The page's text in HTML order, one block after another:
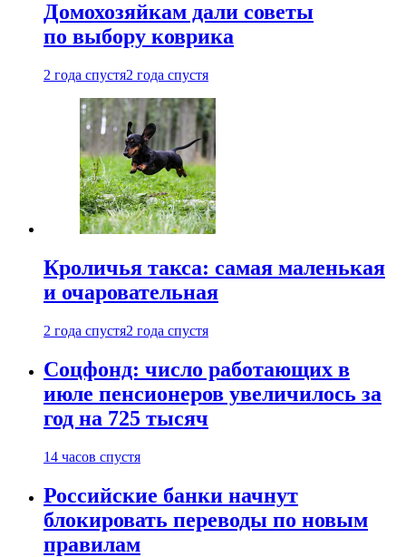
Домохозяйкам дали советы
по выбору коврика
2 года спустя2 года спустя
Кроличья такса: самая маленькая
и очаровательная
2 года спустя2 года спустя
Соцфонд: число работающих в
июле пенсионеров увеличилось за
год на 725 тысяч
14 часов спустя
Российские банки начнут
блокировать переводы по новым
правилам